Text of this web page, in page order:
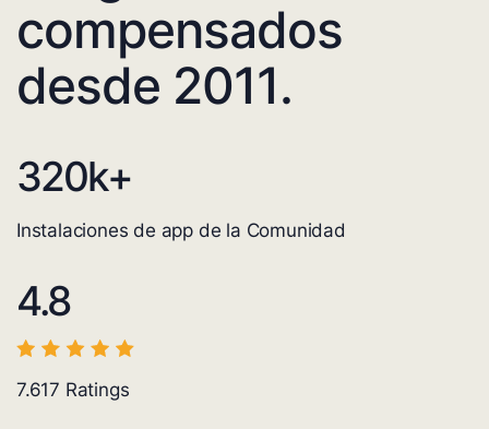
compensados
desde 2011.
320k+
Instalaciones de app de la Comunidad
4.8
7.617 Ratings